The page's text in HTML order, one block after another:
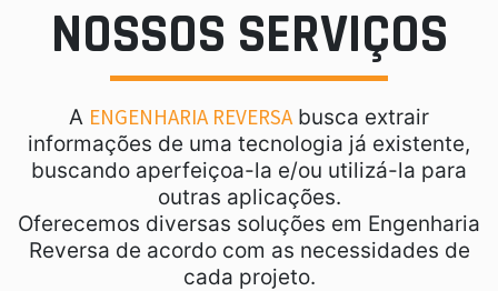
NOSSOS SERVIÇOS
A ENGENHARIA REVERSAbusca extrair
informações de uma tecnologia já existente,
buscando aperfeiçoa-la e/ou utilizá-la para
outras aplicações.
Oferecemos diversas soluções em Engenharia
Reversa de acordo com as necessidades de
cada projeto.